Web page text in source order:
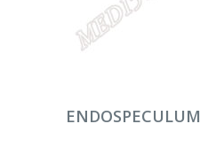
DEVAMINI OKU
ENDOSPECULUM